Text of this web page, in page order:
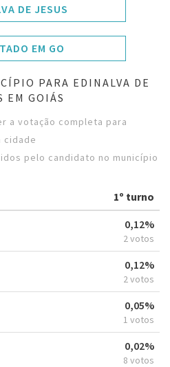
DE JESUS
EM GO
PARA EDINALVA DE
EM GOIÁS
a votação completa para
cidade
pelo candidato no município
1º turno
0,12%
2 votos
0,12%
2 votos
0,05%
1 votos
0,02%
8 votos